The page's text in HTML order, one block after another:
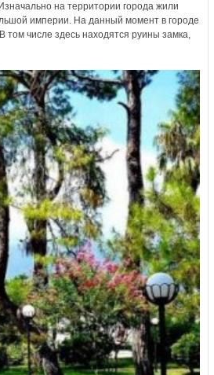
на территории города жили
империи. На данный момент в городе
числе здесь находятся руины замка,